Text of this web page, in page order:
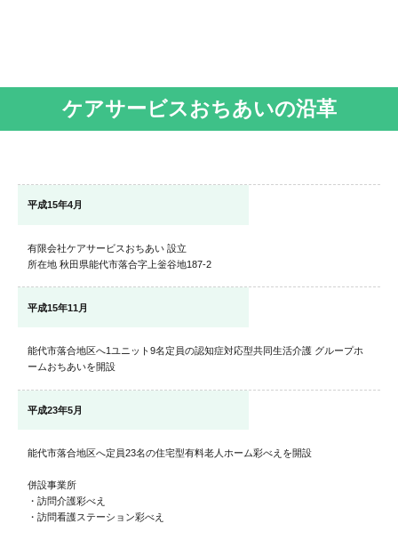
ケアサービスおちあいの沿革
平成15年4月
有限会社ケアサービスおちあい 設立
所在地 秋田県能代市落合字上釡谷地187-2
平成15年11月
能代市落合地区へ1ユニット9名定員の認知症対応型共同生活介護 グループホ
ームおちあいを開設
平成23年5月
能代市落合地区へ定員23名の住宅型有料老人ホーム彩べえを開設
併設事業所
・訪問介護彩べえ
・訪問看護ステーション彩べえ